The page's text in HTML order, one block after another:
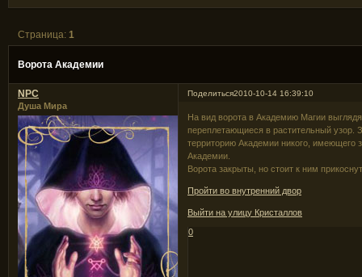
Ворота Академии
Страница:1
Поделиться2010-10-14 16:39:10
NPC
Душа Мира
На вид ворота в Академию Магии
переплетающиеся в растительный узор.
территорию Академии никого, имеющего
Академии.
Ворота закрыты, но стоит к ним
Пройти во внутренний двор
Выйти на улицу Кристаллов
0